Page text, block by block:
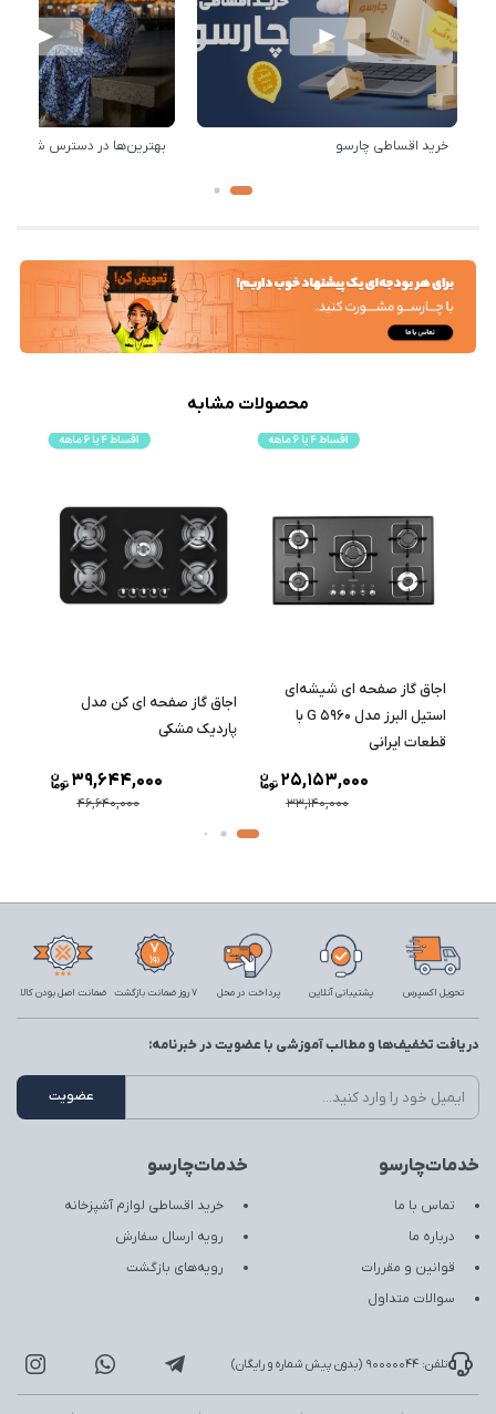
خرید اقساطی چارسو بهترین‌ها در دسترس
محصولات مشابه
اجاق گاز صفحه ای شیشه‌ای
استیل البرز مدل G 5960 با
قطعات ایرانی
33,140,000
25,153,000
اجاق گاز صفحه ای کن مدل
پاردیک مشکی
46,640,000
39,644,000
تحویل اکسپرس پشتیبانی آنلاین پرداخت در محل 7 روز ضمانت بازگشت ضمانت اصل بودن کالا
خدمات‌چارسو
تماس با ما
درباره ما
قوانین و مقررات
سوالات متداول
خدمات‌چارسو
خرید اقساطی لوازم آشپزخانه
رویه ارسال سفارش
رویه‌های بازگشت
دریافت تخفیف‌ها و مطالب آموزشی با عضویت در خبرنامه:
تلفن: 90000044 (بدون پیش شماره و رایگان)